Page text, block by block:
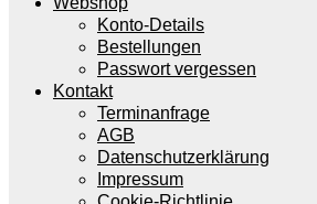
Konto-Details
Bestellungen
Passwort vergessen
Kontakt
Terminanfrage
AGB
Datenschutzerklärung
Impressum